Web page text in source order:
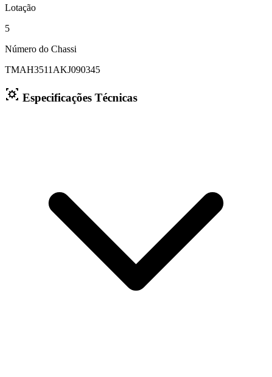
Lotação
5
Número do Chassi
TMAH3511AKJ090345
Especificações Técnicas